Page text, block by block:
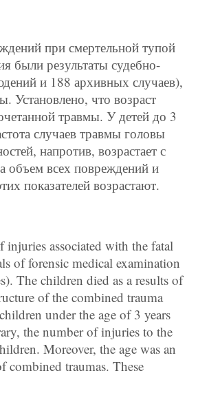
при смертельной тупой
были результаты судебно-
и 188 архивных случаев),
Установлено, что возраст
травмы. У детей до 3
случаев травмы головы
напротив, возрастает с
объем всех повреждений и
показателей возрастают.
associated with the fatal
of forensic medical examination
The children died as a results of
of the combined trauma
under the age of 3 years
the number of injuries to the
Moreover, the age was an
traumas. These